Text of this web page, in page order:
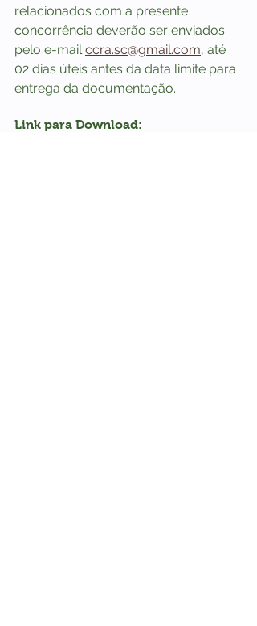
relacionados com a presente
concorrência deverão ser enviados
pelo e-mail ccra.sc@gmail.com, até
02 dias úteis antes da data limite para
entrega da documentação.
Link para Download: